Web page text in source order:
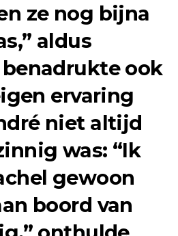
ze nog bijna
aldus
ook
ervaring
niet altijd
was: “Ik
gewoon
boord van